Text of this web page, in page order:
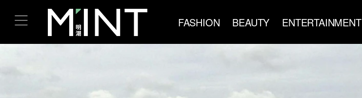
FASHION BEAUTY ENTERTAINMENT